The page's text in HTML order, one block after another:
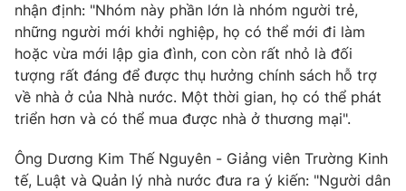
nhận định: "Nhóm này phần lớn là nhóm người trẻ,
những người mới khởi nghiệp, họ có thể mới đi làm
hoặc vừa mới lập gia đình, con còn rất nhỏ là đối
tượng rất đáng để được thụ hưởng chính sách hỗ trợ
về nhà ở của Nhà nước. Một thời gian, họ có thể phát
triển hơn và có thể mua được nhà ở thương mại".
Ông Dương Kim Thế Nguyên - Giảng viên Trường Kinh
tế, Luật và Quản lý nhà nước đưa ra ý kiến: "Người dân